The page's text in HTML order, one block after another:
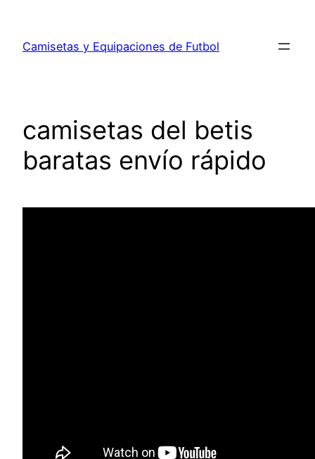
contenido
Camisetas y Equipaciones de Futbol
camisetas del betis
baratas envío rápido